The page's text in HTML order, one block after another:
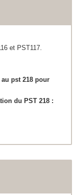
et PST117.
pst 218 pour
du PST 218 :